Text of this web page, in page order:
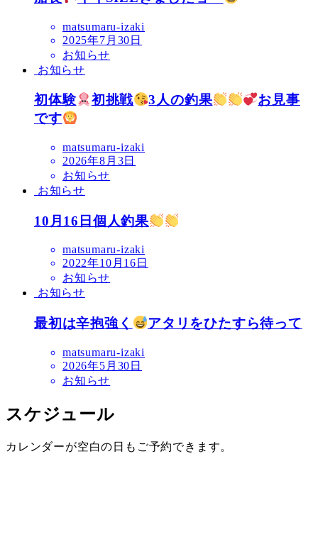
matsumaru-izaki
2025年7月30日
お知らせ
お知らせ
初体験 初挑戦 3人の釣果
お見事
です
matsumaru-izaki
2026年8月3日
お知らせ
お知らせ
10月16日個人釣果
matsumaru-izaki
2022年10月16日
お知らせ
お知らせ
最初は辛抱強く アタリをひたすら待って
matsumaru-izaki
2026年5月30日
お知らせ
スケジュール
カレンダーが空白の日もご予約できます。